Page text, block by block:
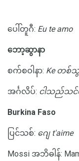
ပေါ်တူဂီ: Eu te amo
ဘော့ဆွာနာ
စက်စဝါနာ: Ke တစ်သွ
အင်္ဂလိပ်: ငါသည်သ
Burkina Faso
ပြင်သစ်: ဂျေ t'aime
Mossi အဘိဓါန်: